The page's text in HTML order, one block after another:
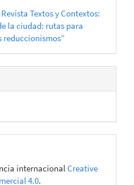
Textos y Contextos:
la ciudad: rutas para
reduccionismos”
internacionalCreative
4.0.